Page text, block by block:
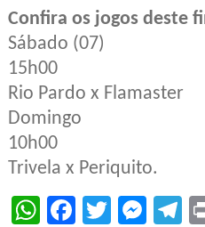
Confira os jogos deste
Sábado (07)
15h00
Rio Pardo x Flamaster
Domingo
10h00
Trivela x Periquito.
WhatsApp
Facebook
Twitter